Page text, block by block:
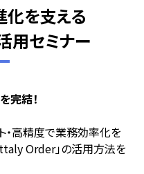
を支える
セミナー
完結！
・高精度で業務効率化を
Order」の活用方法を